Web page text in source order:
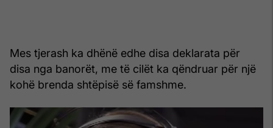
Mes tjerash ka dhënë edhe disa deklarata për
disa nga banorët, me të cilët ka qëndruar për një
kohë brenda shtëpisë së famshme.